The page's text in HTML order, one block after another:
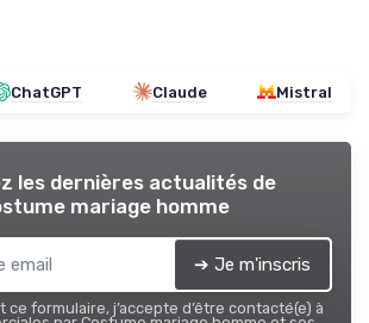
ChatGPT Claude Mistral
les dernières actualités de
mariage homme
➔ Je m'inscris
ce formulaire, j’accepte d’être contacté(e) à